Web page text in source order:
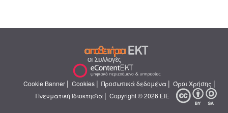
Cookie Banner | Cookies | Προσωπικά δεδομένα | Όροι Χρήσης |
Πνευματική Ιδιοκτησία | Copyright © 2026 ΕΙΕ